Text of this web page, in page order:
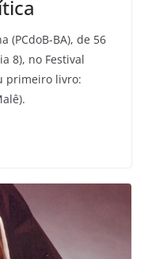
(PCdoB-BA), de 56
8), no Festival
primeiro livro: